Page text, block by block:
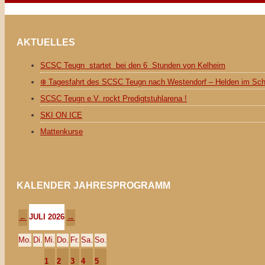
AKTUELLES
SCSC Teugn startet bei den 6 Stunden von Kelheim
❄️ Tagesfahrt des SCSC Teugn nach Westendorf – Helden im
SCSC Teugn e.V. rockt Predigtstuhlarena !
SKI ON ICE
Mattenkurse
KALENDER JAHRESPROGRAMM
← JULI 2026 →
Mo. Di. Mi. Do. Fr. Sa. So.
1 2 3 4 5